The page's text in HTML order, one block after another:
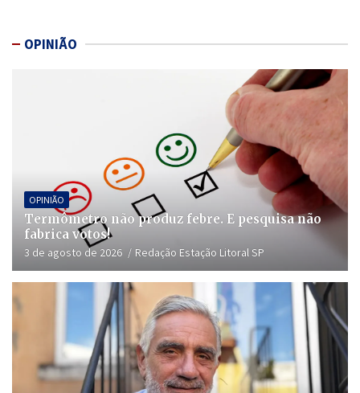
OPINIÃO
OPINIÃO
Termômetro não produz febre. E pesquisa não
fabrica votos!
3 de agosto de 2026 Redação Estação Litoral SP